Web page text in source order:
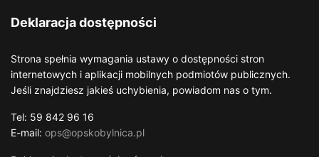
Deklaracja dostępności
Strona spełnia wymagania ustawy o dostępności stron
internetowych i aplikacji mobilnych podmiotów publicznych.
Jeśli znajdziesz jakieś uchybienia, powiadom nas o tym.
Tel: 59 842 96 16
E-mail: ops@opskobylnica.pl